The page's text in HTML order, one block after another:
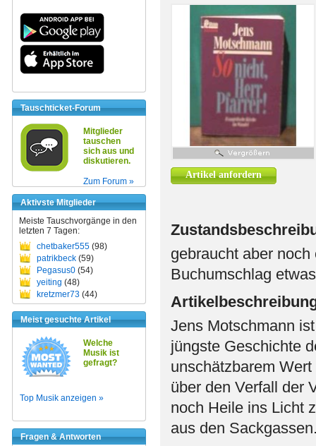
Tauschticket-Forum
Mitglieder
tauschen
sich aus und
diskutieren.
Zum Forum »
Aktivste Mitglieder
Meiste Tauschvorgänge in den
letzten 7 Tagen:
chetbaker555 (98)
patrikbeck (59)
Pegasus0 (54)
yeiting (48)
kretzmer73 (44)
Meist gesuchte Artikel
Welche
Musik ist
gefragt?
Top Musik anzeigen »
Fragen & Antworten
Artikel anfordern
gebraucht aber
Buchumschlag
Jens Motschmann
jüngste Geschichte
unschätzbarem
über den Verfall der
noch Heile ins Licht
aus den